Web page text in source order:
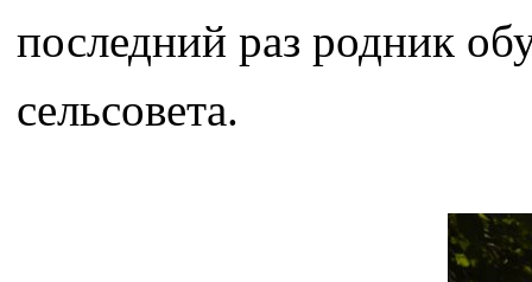
последний раз родник
сельсовета.